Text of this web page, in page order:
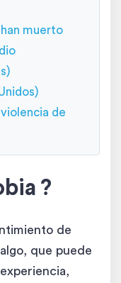
muerto
de
?
de
que puede